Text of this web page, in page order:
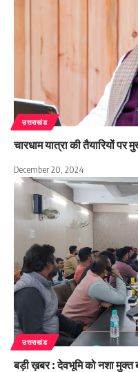
उत्तराखंड
चारधाम यात्रा की तैयारियों पर
December 20, 2024
उत्तराखंड
बड़ी ख़बर : देवभूमि को नशा मुक्त